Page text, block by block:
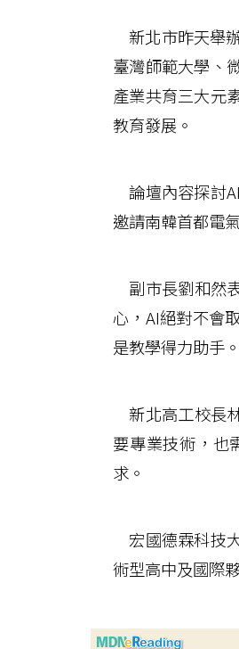
新北市昨天舉
臺灣師範大學、
產業共育三大元
教育發展。
論壇內容探討
邀請南韓首都電
副市長劉和然
心，AI絕對不會
是教學得力助手。
新北高工校長
要專業技術，也
求。
宏國德霖科技
術型高中及國際